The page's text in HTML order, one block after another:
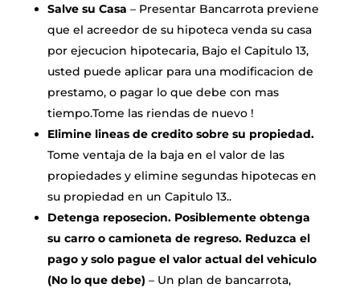
Salve su Casa – Presentar Bancarrota previene
que el acreedor de su hipoteca venda su casa
por ejecucion hipotecaria, Bajo el Capitulo 13,
usted puede aplicar para una modificacion de
prestamo, o pagar lo que debe con mas
tiempo.Tome las riendas de nuevo !
Elimine lineas de credito sobre su propiedad.
Tome ventaja de la baja en el valor de las
propiedades y elimine segundas hipotecas en
su propiedad en un Capitulo 13..
Detenga reposecion. Posiblemente obtenga
su carro o camioneta de regreso. Reduzca el
pago y solo pague el valor actual del vehiculo
(No lo que debe) – Un plan de bancarrota,